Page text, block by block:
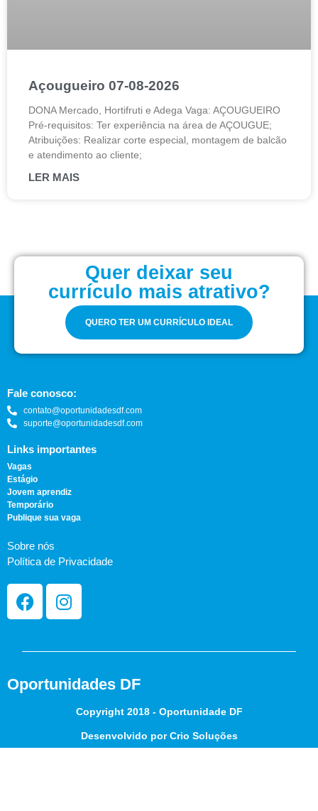
Açougueiro 07-08-2026
DONA Mercado, Hortifruti e Adega Vaga: AÇOUGUEIRO
Pré-requisitos: Ter experiência na área de AÇOUGUE;
Atribuições: Realizar corte especial, montagem de balcão
e atendimento ao cliente;
LER MAIS
Quer deixar seu
currículo mais atrativo?
QUERO TER UM CURRÍCULO IDEAL
Fale conosco:
contato@oportunidadesdf.com
suporte@oportunidadesdf.com
Links importantes
Vagas
Estágio
Jovem aprendiz
Temporário
Publique sua vaga
Sobre nós
Política de Privacidade
Oportunidades DF
Copyright 2018 - Oportunidade DF
Desenvolvido por Crio Soluções